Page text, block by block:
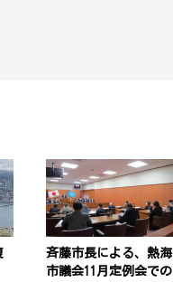
斉藤市長による、熱海
市議会11月定例会での